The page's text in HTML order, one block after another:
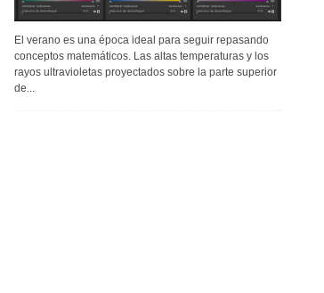
El verano es una época ideal para seguir repasando
conceptos matemáticos. Las altas temperaturas y los
rayos ultravioletas proyectados sobre la parte superior
de...